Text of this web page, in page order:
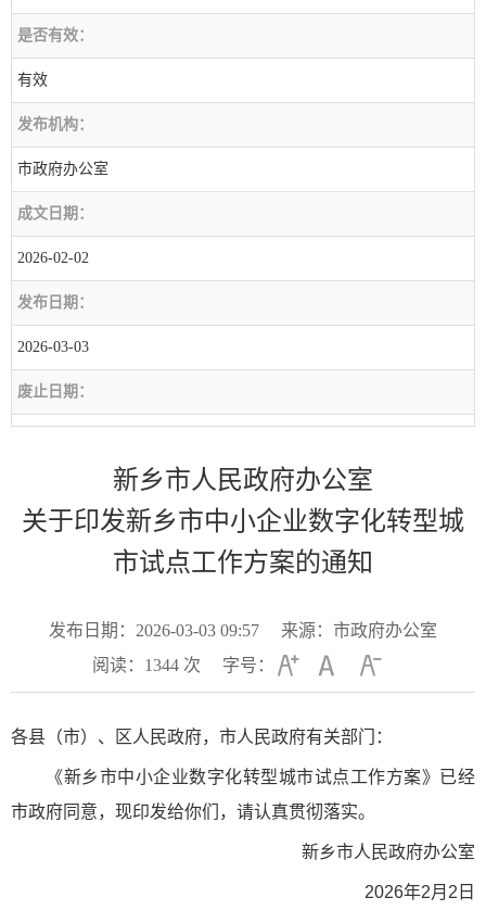
是否有效：
有效
发布机构：
市政府办公室
成文日期：
2026-02-02
发布日期：
2026-03-03
废止日期：
新乡市人民政府办公室
关于印发新乡市中小企业数字化转型城
市试点工作方案的通知
发布日期：2026-03-03 09:57
来源：市政府办公室
阅读： 1344次 字号：
各县（市）、区人民政府，市人民政府有关部门：
《新乡市中小企业数字化转型城市试点工作方案》已经
市政府同意，现印发给你们，请认真贯彻落实。
新乡市人民政府办公室
2026年2月2日